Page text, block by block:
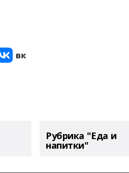
Рубрика "Еда и
напитки"